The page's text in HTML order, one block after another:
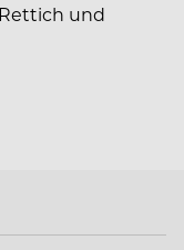
und